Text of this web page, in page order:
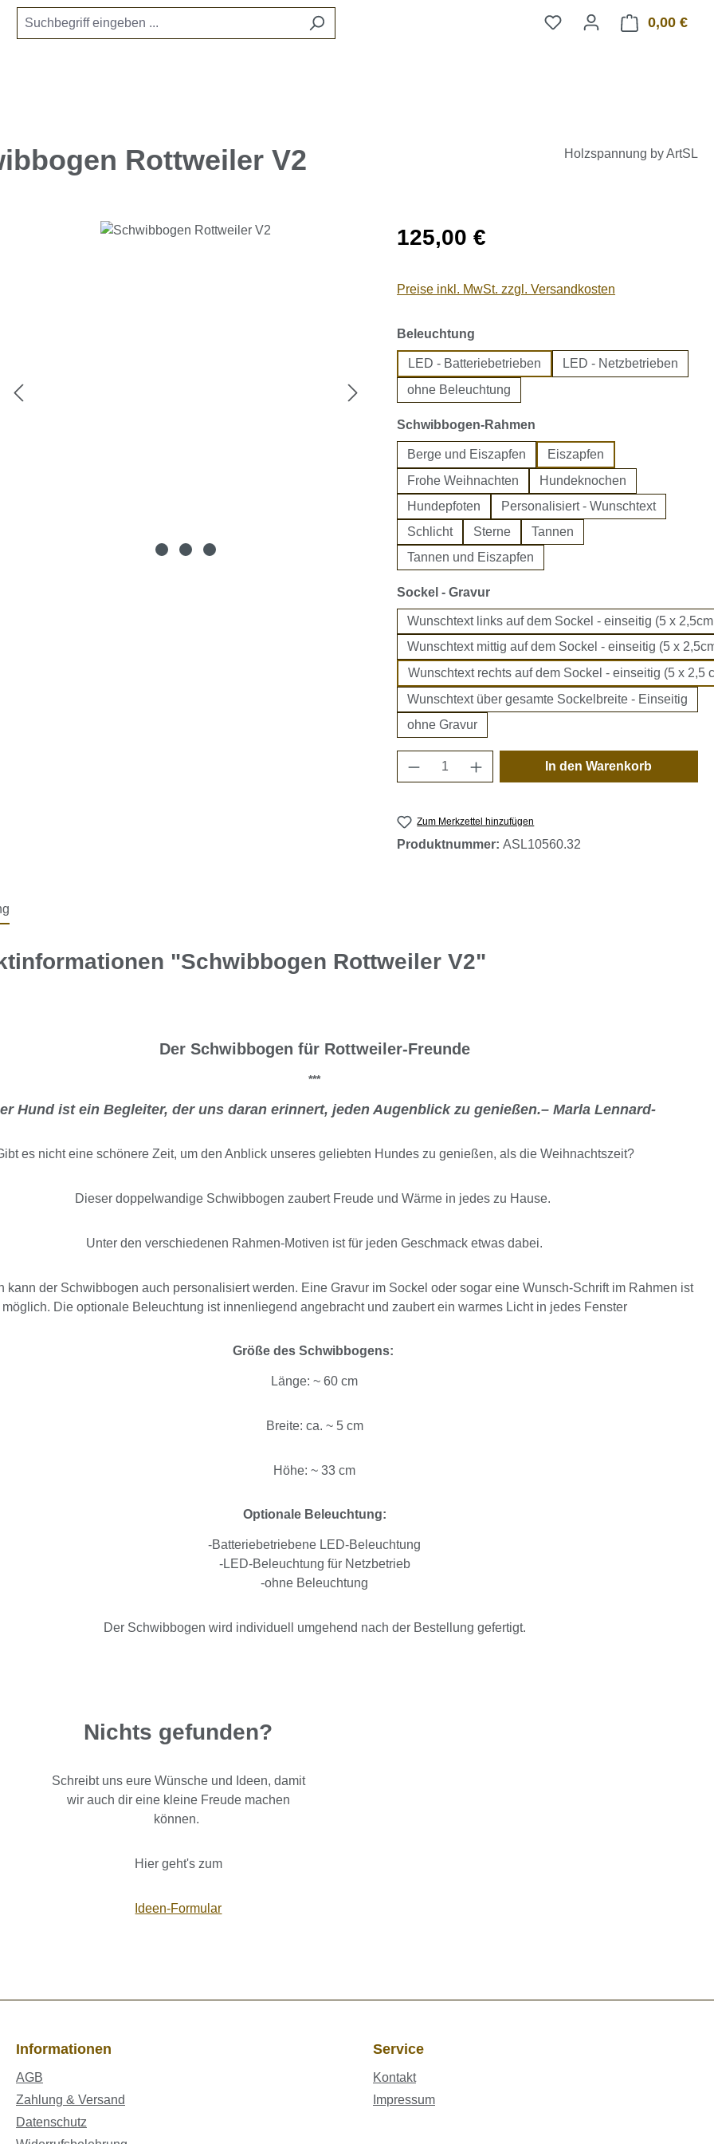
0,00 €
Rottweiler V2 Holzspannung by ArtSL
überspringen Regulärer Preis:
125,00 €
Preise inkl. MwSt. zzgl. Versandkosten
Beleuchtung
LED - Batteriebetrieben
LED - Netzbetrieben
ohne Beleuchtung
Schwibbogen-Rahmen
Berge und Eiszapfen
Eiszapfen
Frohe Weihnachten
Hundeknochen
Hundepfoten
Personalisiert - Wunschtext
Schlicht
Sterne
Tannen
Tannen und Eiszapfen
Sockel - Gravurauswählen
Wunschtext links auf dem Sockel - einseitig (5 x
Wunschtext mittig auf dem Sockel - einseitig (5 x
Wunschtext rechts auf dem Sockel - einseitig (5 x 2,5
Wunschtext über gesamte Sockelbreite - Einseitig
ohne Gravur
Produkt Anzahl: Gib den
In den Warenkorb
Zum Merkzettel hinzufügen
Produktnummer:ASL10560.32
"Schwibbogen Rottweiler V2"
Der Schwibbogen für Rottweiler-Freunde
***
Hund ist ein Begleiter, der uns daran erinnert, jeden Augenblick zu genießen.– Marla Lennard-
es nicht eine schönere Zeit, um den Anblick unseres geliebten Hundes zu genießen, als die Weihnachtszeit?
Dieser doppelwandige Schwibbogen zaubert Freude und Wärme in jedes zu Hause.
Unter den verschiedenen Rahmen-Motiven ist für jeden Geschmack etwas dabei.
kann der Schwibbogen auch personalisiert werden. Eine Gravur im Sockel oder sogar eine Wunsch-Schrift im Rahmen ist
möglich. Die optionale Beleuchtung ist innenliegend angebracht und zaubert ein warmes Licht in jedes Fenster
Größe des Schwibbogens:
Länge: ~ 60 cm
Breite: ca. ~ 5 cm
Höhe: ~ 33 cm
Optionale Beleuchtung:
-Batteriebetriebene LED-Beleuchtung
-LED-Beleuchtung für Netzbetrieb
-ohne Beleuchtung
Der Schwibbogen wird individuell umgehend nach der Bestellung gefertigt.
Nichts gefunden?
Schreibt uns eure Wünsche und Ideen, damit
wir auch dir eine kleine Freude machen
können.
Hier geht's zum
Ideen-Formular
Informationen
AGB
Zahlung & Versand
Datenschutz
Service
Kontakt
Impressum